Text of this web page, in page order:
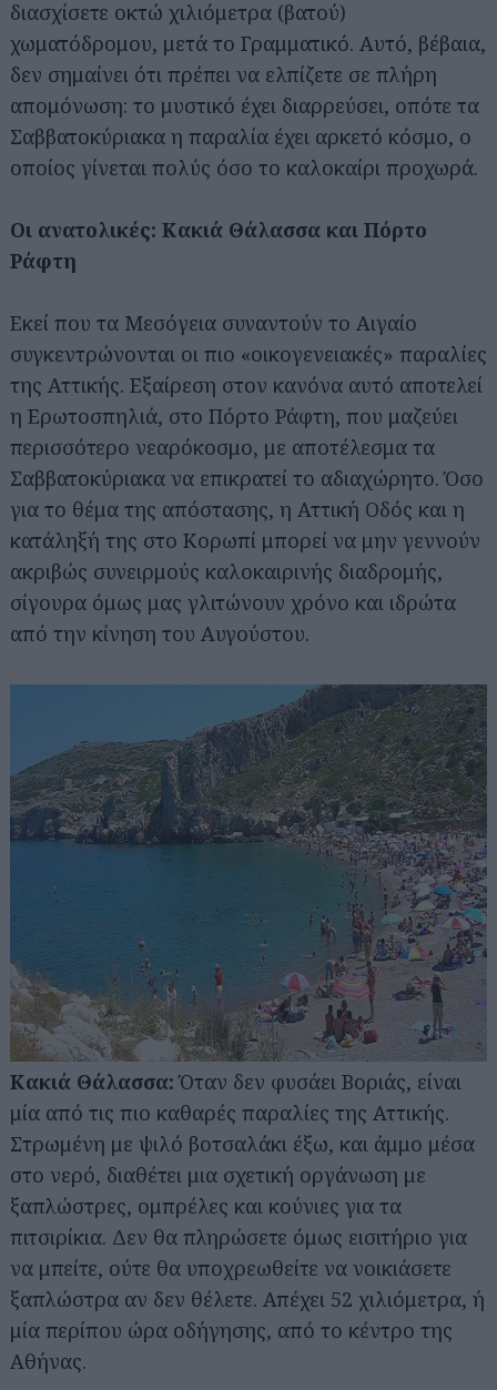
διασχίσετε οκτώ χιλιόμετρα (βατού)
χωματόδρομου, μετά το Γραμματικό. Αυτό, βέβαια,
δεν σημαίνει ότι πρέπει να ελπίζετε σε πλήρη
απομόνωση: το μυστικό έχει διαρρεύσει, οπότε τα
Σαββατοκύριακα η παραλία έχει αρκετό κόσμο, ο
οποίος γίνεται πολύς όσο το καλοκαίρι προχωρά.
Οι ανατολικές: Κακιά Θάλασσα και Πόρτο
Ράφτη
Εκεί που τα Μεσόγεια συναντούν το Αιγαίο
συγκεντρώνονται οι πιο «οικογενειακές» παραλίες
της Αττικής. Εξαίρεση στον κανόνα αυτό αποτελεί
η Ερωτοσπηλιά, στο Πόρτο Ράφτη, που μαζεύει
περισσότερο νεαρόκοσμο, με αποτέλεσμα τα
Σαββατοκύριακα να επικρατεί το αδιαχώρητο. Όσο
για το θέμα της απόστασης, η Αττική Οδός και η
κατάληξή της στο Κορωπί μπορεί να μην γεννούν
ακριβώς συνειρμούς καλοκαιρινής διαδρομής,
σίγουρα όμως μας γλιτώνουν χρόνο και ιδρώτα
από την κίνηση του Αυγούστου.
Κακιά Θάλασσα:Όταν δεν φυσάει Βοριάς, είναι
μία από τις πιο καθαρές παραλίες της Αττικής.
Στρωμένη με ψιλό βοτσαλάκι έξω, και άμμο μέσα
στο νερό, διαθέτει μια σχετική οργάνωση με
ξαπλώστρες, ομπρέλες και κούνιες για τα
πιτσιρίκια. Δεν θα πληρώσετε όμως εισιτήριο για
να μπείτε, ούτε θα υποχρεωθείτε να νοικιάσετε
ξαπλώστρα αν δεν θέλετε. Απέχει 52 χιλιόμετρα, ή
μία περίπου ώρα οδήγησης, από το κέντρο της
Αθήνας.